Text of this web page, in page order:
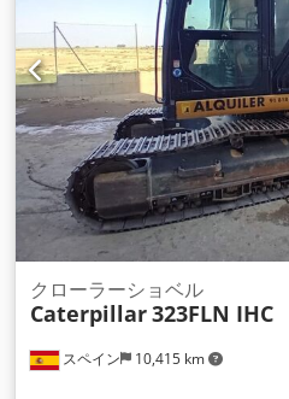
スペイン 10,415 km
クローラーショベル
Caterpillar323FLN IHC